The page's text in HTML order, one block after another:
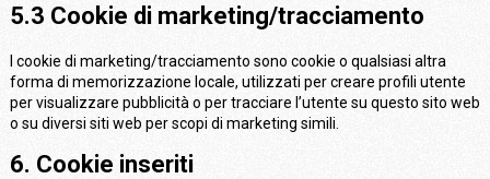
5.3 Cookie di marketing/tracciamento
I cookie di marketing/tracciamento sono cookie o qualsiasi altra
forma di memorizzazione locale, utilizzati per creare profili utente
per visualizzare pubblicità o per tracciare l’utente su questo sito web
o su diversi siti web per scopi di marketing simili.
6. Cookie inseriti